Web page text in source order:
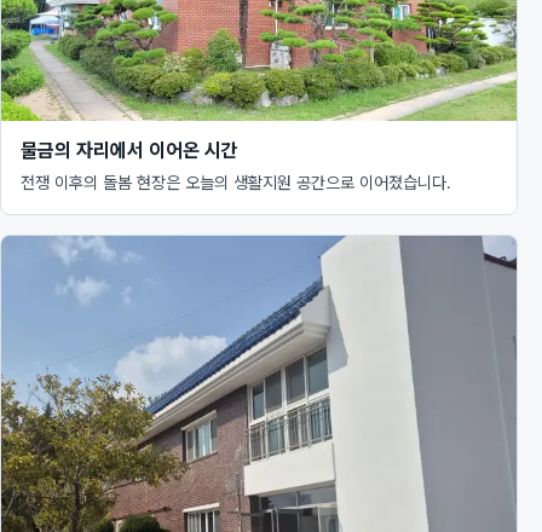
물금의 자리에서 이어온 시간
전쟁 이후의 돌봄 현장은 오늘의 생활지원 공간으로 이어졌습니다.